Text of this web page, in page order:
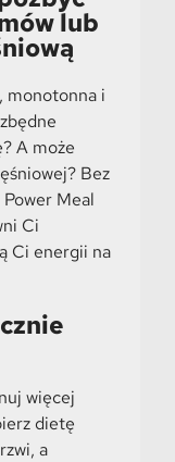
lub
monotonna i
A może
Bez
Meal
Ci
Ci energii na
więcej
dietę
a